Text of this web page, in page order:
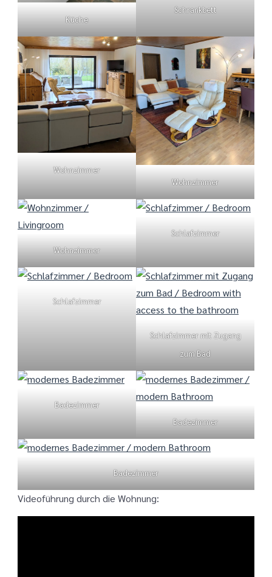
Küche
Schrankbett
Wohnzimmer
Wohnzimmer
Wohnzimmer
Schlafzimmer
Schlafzimmer
Schlafzimmer mit Zugang
zum Bad
Badezimmer
Badezimmer
Badezimmer
Videoführung durch die Wohnung: